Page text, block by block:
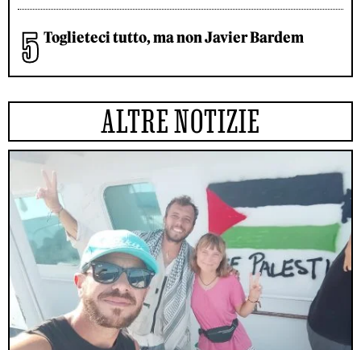
Toglieteci tutto, ma non Javier Bardem
ALTRE NOTIZIE